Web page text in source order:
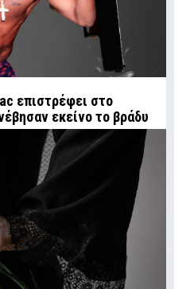
επιστρέφει στο
εκείνο το βράδυ